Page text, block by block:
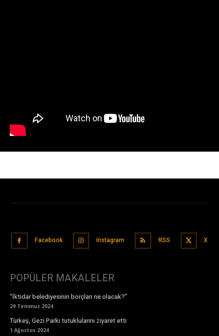
Facebook Instagram RSS X
POPÜLER MAKALELER
“İktidar belediyesinin borçları ne olacak?”
29 Temmuz 2024
Türkeş, Gezi Parkı tutuklularını ziyaret etti
1 Ağustos 2024